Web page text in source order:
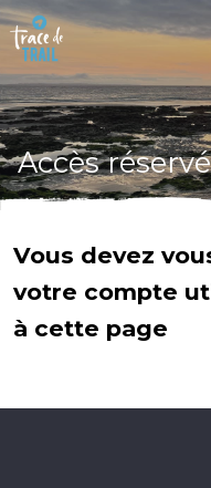
Accès réservé
Vous devez
votre compte
à cette page